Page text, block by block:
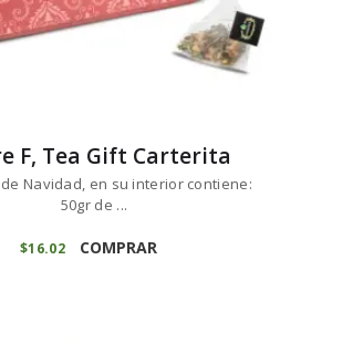
F, Tea Gift Carterita
Navidad, en su interior contiene:
50gr de ...
$16 02 COMPRAR